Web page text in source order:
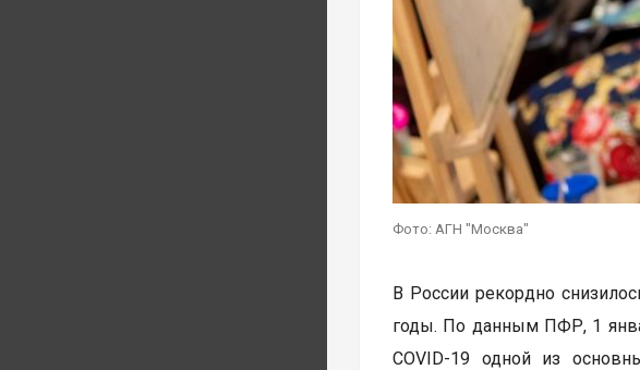
Фото: АГН "Москва"
В России рекордно
годы. По данным ПФР, 1
COVID-19 одной из